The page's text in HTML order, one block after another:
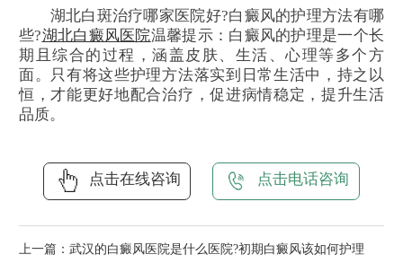
湖北白斑治疗哪家医院好?白癜风的护理方法有哪
些?湖北白癜风医院温馨提示：白癜风的护理是一个长
期且综合的过程，涵盖皮肤、生活、心理等多个方
面。只有将这些护理方法落实到日常生活中，持之以
恒，才能更好地配合治疗，促进病情稳定，提升生活
品质。
点击在线咨询 点击电话咨询
上一篇： 武汉的白癜风医院是什么医院?初期白癜风该如何护理